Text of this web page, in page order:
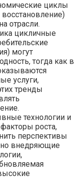
циклы
отрасли.
цикличные
могут
тогда как в
услуги,
тренды
технологии и
роста,
перспективы
внедряющие